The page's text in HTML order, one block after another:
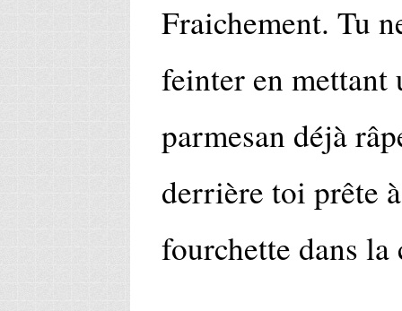
Fraichement. Tu
feinter en mettant
parmesan déjà
derrière toi prête
fourchette dans